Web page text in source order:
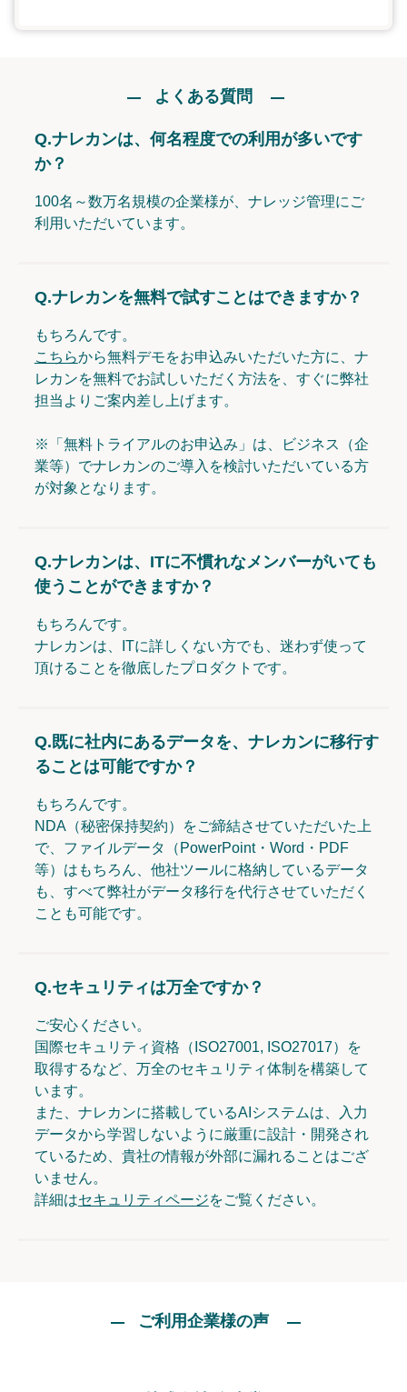
よくある質問
Q.ナレカンは、何名程度での利用が多いです
か？
100名～数万名規模の企業様が、ナレッジ管理にご
利用いただいています。
Q.ナレカンを無料で試すことはできますか？
もちろんです。
こちらから無料デモをお申込みいただいた方に、ナ
レカンを無料でお試しいただく方法を、すぐに弊社
担当よりご案内差し上げます。
※「無料トライアルのお申込み」は、ビジネス（企
業等）でナレカンのご導入を検討いただいている方
が対象となります。
Q.ナレカンは、ITに不慣れなメンバーがいても
使うことができますか？
もちろんです。
ナレカンは、ITに詳しくない方でも、迷わず使って
頂けることを徹底したプロダクトです。
Q.既に社内にあるデータを、ナレカンに移行す
ることは可能ですか？
もちろんです。
NDA（秘密保持契約）をご締結させていただいた上
で、ファイルデータ（PowerPoint・Word・PDF
等）はもちろん、他社ツールに格納しているデータ
も、すべて弊社がデータ移行を代行させていただく
ことも可能です。
Q.セキュリティは万全ですか？
ご安心ください。
国際セキュリティ資格（ISO27001, ISO27017）を
取得するなど、万全のセキュリティ体制を構築して
います。
また、ナレカンに搭載しているAIシステムは、入力
データから学習しないように厳重に設計・開発され
ているため、貴社の情報が外部に漏れることはござ
いません。
詳細はセキュリティページをご覧ください。
ご利用企業様の声